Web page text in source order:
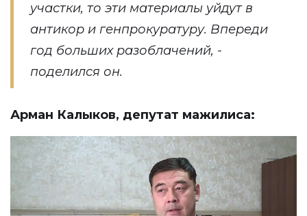
участки, то эти материалы уйдут в
антикор и генпрокуратуру. Впереди
год больших разоблачений, -
поделился он.
Арман Калыков, депутат мажилиса: